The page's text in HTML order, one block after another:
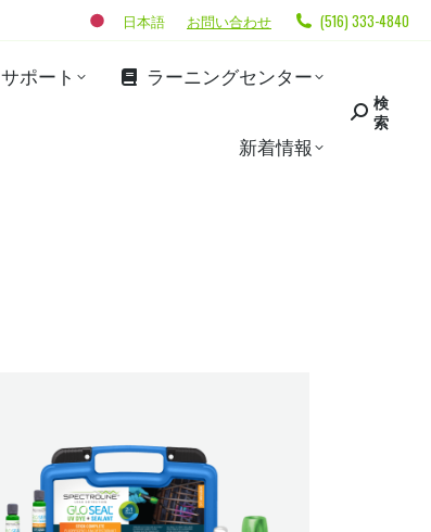
日本語 お問い合わせ (516) 333-4840
サポート ラーニングセンター
新着情報
検
索